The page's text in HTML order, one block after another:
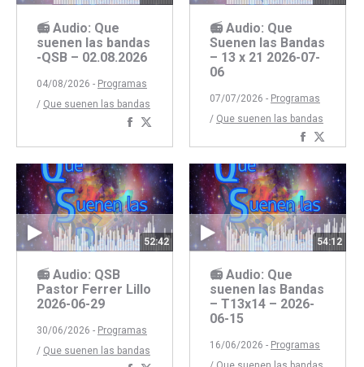
📻 Audio: Que
suenen las bandas
-QSB – 02.08.2026
04/08/2026 - Programas
/ Que suenen las bandas
Compartir
Facebook
Twitter
📻 Audio: Que
Suenen las Bandas
– 13 x 21 2026-07-
06
07/07/2026 - Programas
/ Que suenen las bandas
Compartir
52:42
📻 Audio: QSB
Pastor Ferrer Lillo
2026-06-29
30/06/2026 - Programas
/ Que suenen las bandas
54:12
📻 Audio: Que
suenen las Bandas
– T13x14 – 2026-
06-15
16/06/2026 - Programas